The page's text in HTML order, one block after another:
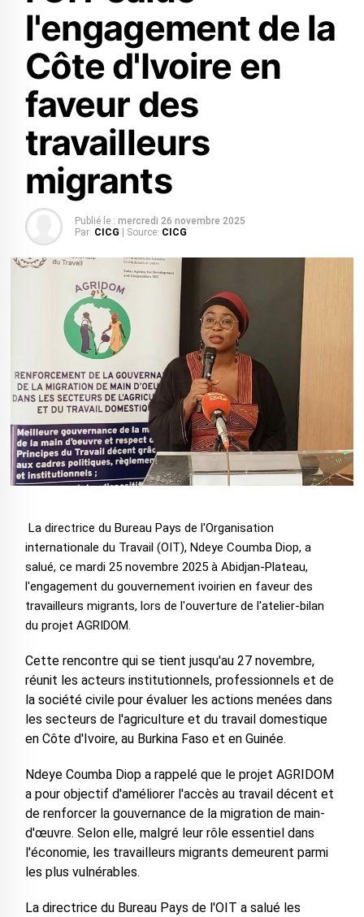
l'engagement de la
Côte d'Ivoire en
faveur des
travailleurs
migrants
Publié le : mercredi 26 novembre 2025
Par: CICG | Source: CICG
La directrice du Bureau Pays de l'Organisation
internationale du Travail (OIT), Ndeye Coumba Diop, a
salué, ce mardi 25 novembre 2025 à Abidjan-Plateau,
l'engagement du gouvernement ivoirien en faveur des
travailleurs migrants, lors de l'ouverture de l'atelier-bilan
du projet AGRIDOM.
Cette rencontre qui se tient jusqu'au 27 novembre,
réunit les acteurs institutionnels, professionnels et de
la société civile pour évaluer les actions menées dans
les secteurs de l'agriculture et du travail domestique
en Côte d'Ivoire, au Burkina Faso et en Guinée.
Ndeye Coumba Diop a rappelé que le projet AGRIDOM
a pour objectif d'améliorer l'accès au travail décent et
de renforcer la gouvernance de la migration de main-
d'œuvre. Selon elle, malgré leur rôle essentiel dans
l'économie, les travailleurs migrants demeurent parmi
les plus vulnérables.
La directrice du Bureau Pays de l'OIT a salué les